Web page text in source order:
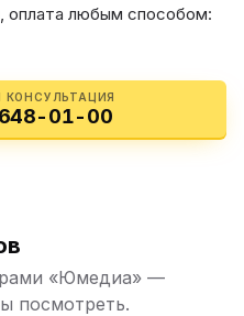
оплата любым способом:
КОНСУЛЬТАЦИЯ
01-00
«Юмедиа» —
посмотреть.